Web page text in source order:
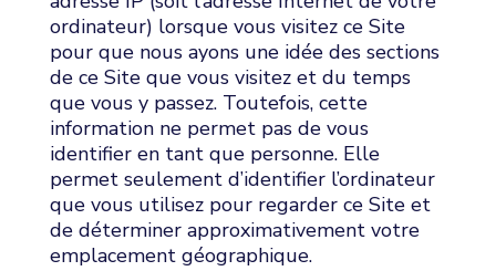
ordinateur) lorsque vous visitez ce Site
pour que nous ayons une idée des sections
de ce Site que vous visitez et du temps
que vous y passez. Toutefois, cette
information ne permet pas de vous
identifier en tant que personne. Elle
permet seulement d’identifier l’ordinateur
que vous utilisez pour regarder ce Site et
de déterminer approximativement votre
emplacement géographique.